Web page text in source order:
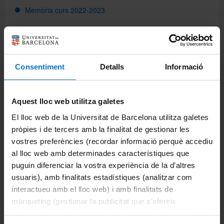
Consentiment Detalls Informació
Aquest lloc web utilitza galetes
El lloc web de la Universitat de Barcelona utilitza galetes
pròpies i de tercers amb la finalitat de gestionar les
vostres preferències (recordar informació perquè accediu
al lloc web amb determinades característiques que
puguin diferenciar la vostra experiència de la d’altres
usuaris), amb finalitats estadístiques (analitzar com
interactueu amb el lloc web) i amb finalitats de
màrqueting (gestionar la publicitat que s’ofereix
adequant-la en funció dels vostres hàbits de navegació).
Directori
Español
English
Coneix la Facultat
Presentació i benvinguda del degà
Història
Memòries anuals
Usos lingüístics
Viure a Barcelona
Memòria curs 2022-2023
Memòria curs 2023-2024